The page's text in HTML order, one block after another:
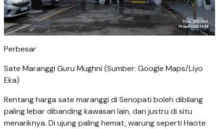
Perbesar
Sate Maranggi Guru Mughni (Sumber: Google Maps/Liyo
Eka)
Rentang harga sate maranggi di Senopati boleh dibilang
paling lebar dibanding kawasan lain, dan justru di situ
menariknya. Di ujung paling hemat, warung seperti Haote